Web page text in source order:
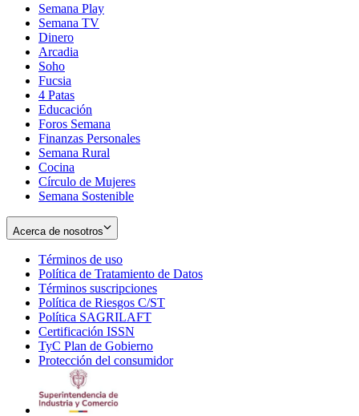
Semana Play
Semana TV
Dinero
Arcadia
Soho
in
new
window
Fucsia
in
new
window
4 Patas
Educación
Foros Semana
Finanzas Personales
Semana Rural
Cocina
Círculo de Mujeres
Semana Sostenible
Acerca de nosotros
Términos de uso
in
new
window
Política de Tratamiento de Datos
Términos suscripciones
in
Política de Riesgos C/ST
Política SAGRILAFT
new
window
Certificación ISSN
in
new
TyC Plan de Gobierno
in
Protección del consumidorOpens